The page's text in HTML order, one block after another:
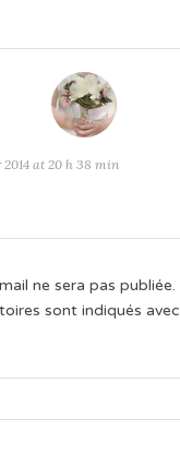
at 20 h 38 min
ne sera pas publiée.
sont indiqués avec